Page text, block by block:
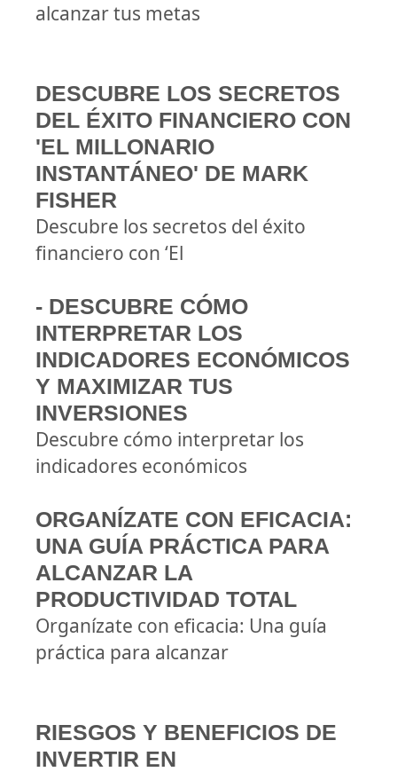
alcanzar tus metas
DESCUBRE LOS SECRETOS
DEL ÉXITO FINANCIERO CON
'EL MILLONARIO
INSTANTÁNEO' DE MARK
FISHER
Descubre los secretos del éxito
financiero con ‘El
- DESCUBRE CÓMO
INTERPRETAR LOS
INDICADORES ECONÓMICOS
Y MAXIMIZAR TUS
INVERSIONES
Descubre cómo interpretar los
indicadores económicos
ORGANÍZATE CON EFICACIA:
UNA GUÍA PRÁCTICA PARA
ALCANZAR LA
PRODUCTIVIDAD TOTAL
Organízate con eficacia: Una guía
práctica para alcanzar
RIESGOS Y BENEFICIOS DE
INVERTIR EN